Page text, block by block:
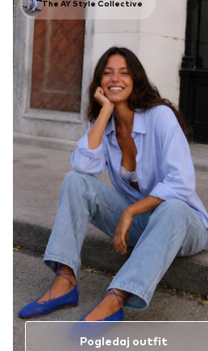
The AY Style Collective
Pogledaj outfit